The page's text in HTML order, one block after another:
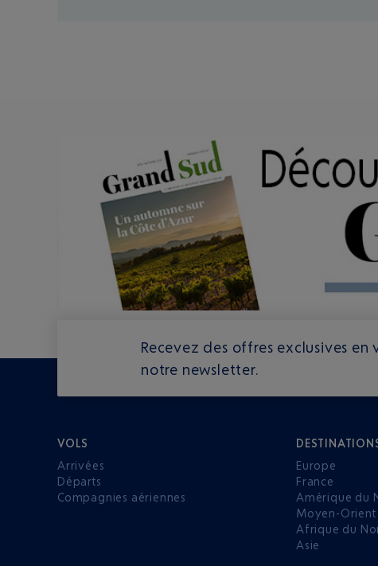
Recevez des offres exclusives en
notre newsletter.
VOLS
Arrivées
Départs
Compagnies aériennes
Europe
France
Amérique du
Moyen-Orient
Afrique du
Asie